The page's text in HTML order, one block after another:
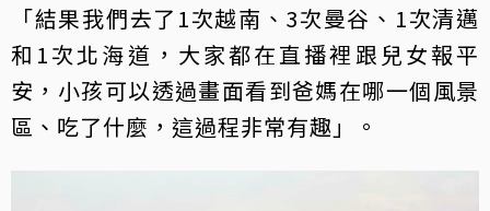
「結果我們去了1次越南、3次曼谷、1次清邁
和1次北海道，大家都在直播裡跟兒女報平
安，小孩可以透過畫面看到爸媽在哪一個風景
區、吃了什麼，這過程非常有趣」。